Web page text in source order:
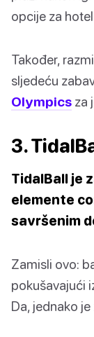
opcije za
Također,
sljedeću
Olympics za
3.
TidalBall je
elemente
savršenim
Zamisli ovo:
pokušavajući
Da, jednako